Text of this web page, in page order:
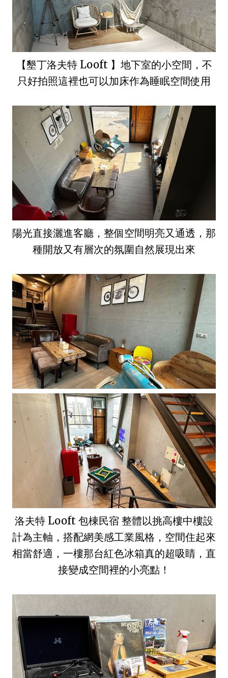
【墾丁洛夫特 Looft 】地下室的小空間，不
只好拍照這裡也可以加床作為睡眠空間使用
陽光直接灑進客廳，整個空間明亮又通透，那
種開放又有層次的氛圍自然展現出來
洛夫特 Looft 包棟民宿 整體以挑高樓中樓設
計為主軸，搭配網美感工業風格，空間住起來
相當舒適，一樓那台紅色冰箱真的超吸睛，直
接變成空間裡的小亮點！